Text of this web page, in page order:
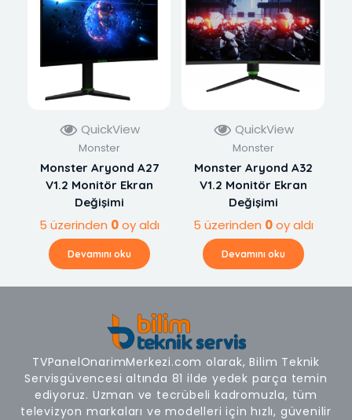
QuickView
Monster
Monster Aryond A27
V1.2 Monitör Ekran
Değişimi
5 üzerinden 0oy aldı
Devamını oku
QuickView
Monster
Monster Aryond A32
V1.2 Monitör Ekran
Değişimi
5 üzerinden 0oy aldı
Devamını oku
TVPanelOnarimMerkezi.com olarak, Bilim Teknik
Servisgüvencesi altında 81 ilde yedek parça temin
ediyoruz. Uzman ve tecrübeli kadromuzla, tüm
televizyon markaları ve modelleri için hızlı, güvenilir